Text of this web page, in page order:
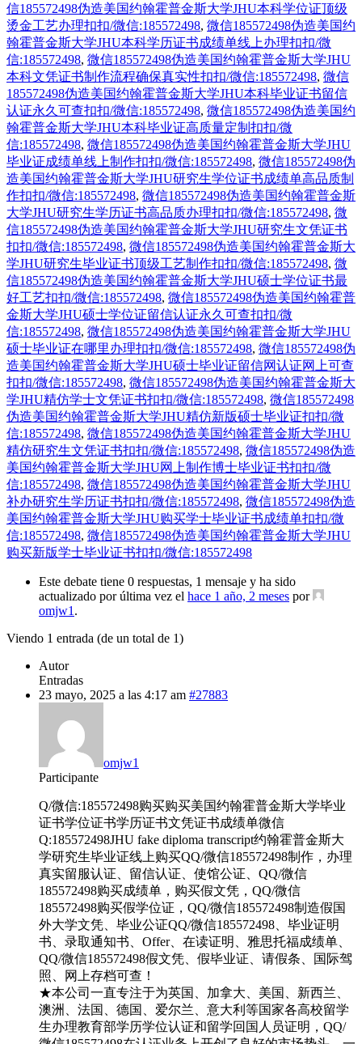
信185572498伪造美国约翰霍普金斯大学JHU本科学位证顶级
烫金工艺办理扣扣/微信:185572498, 微信185572498伪造美国约
翰霍普金斯大学JHU本科学历证书成绩单线上办理扣扣/微
信:185572498, 微信185572498伪造美国约翰霍普金斯大学JHU
本科文凭证书制作流程确保真实性扣扣/微信:185572498, 微信
185572498伪造美国约翰霍普金斯大学JHU本科毕业证书留信
认证永久可查扣扣/微信:185572498, 微信185572498伪造美国约
翰霍普金斯大学JHU本科毕业证高质量定制扣扣/微
信:185572498, 微信185572498伪造美国约翰霍普金斯大学JHU
毕业证成绩单线上制作扣扣/微信:185572498, 微信185572498伪
造美国约翰霍普金斯大学JHU研究生学位证书成绩单高品质制
作扣扣/微信:185572498, 微信185572498伪造美国约翰霍普金斯
大学JHU研究生学历证书高品质办理扣扣/微信:185572498, 微
信185572498伪造美国约翰霍普金斯大学JHU研究生文凭证书
扣扣/微信:185572498, 微信185572498伪造美国约翰霍普金斯大
学JHU研究生毕业证书顶级工艺制作扣扣/微信:185572498, 微
信185572498伪造美国约翰霍普金斯大学JHU硕士学位证书最
好工艺扣扣/微信:185572498, 微信185572498伪造美国约翰霍普
金斯大学JHU硕士学位证留信认证永久可查扣扣/微
信:185572498, 微信185572498伪造美国约翰霍普金斯大学JHU
硕士毕业证在哪里办理扣扣/微信:185572498, 微信185572498伪
造美国约翰霍普金斯大学JHU硕士毕业证留信网认证网上可查
扣扣/微信:185572498, 微信185572498伪造美国约翰霍普金斯大
学JHU精仿学士文凭证书扣扣/微信:185572498, 微信185572498
伪造美国约翰霍普金斯大学JHU精仿新版硕士毕业证扣扣/微
信:185572498, 微信185572498伪造美国约翰霍普金斯大学JHU
精仿研究生文凭证书扣扣/微信:185572498, 微信185572498伪造
美国约翰霍普金斯大学JHU网上制作博士毕业证书扣扣/微
信:185572498, 微信185572498伪造美国约翰霍普金斯大学JHU
补办研究生学历证书扣扣/微信:185572498, 微信185572498伪造
美国约翰霍普金斯大学JHU购买学士毕业证书成绩单扣扣/微
信:185572498, 微信185572498伪造美国约翰霍普金斯大学JHU
购买新版学士毕业证书扣扣/微信:185572498
Este debate tiene 0 respuestas, 1 mensaje y ha sido
actualizado por última vez el hace 1 año, 2 meses por
omjw1 .
Viendo 1 entrada (de un total de 1)
Autor
Entradas
23 mayo, 2025 a las 4:17 am #27883
omjw1
Participante
Q/微信:185572498购买购买美国约翰霍普金斯大学毕业
证书学位证书学历证书文凭证书成绩单微信
Q:185572498JHU fake diploma transcript约翰霍普金斯大
学研究生毕业证线上购买QQ/微信185572498制作，办理
真实留服认证、留信认证、使馆公证、QQ/微信
185572498购买成绩单，购买假文凭，QQ/微信
185572498购买假学位证，QQ/微信185572498制造假国
外大学文凭、毕业公证QQ/微信185572498、毕业证明
书、录取通知书、Offer、在读证明、雅思托福成绩单、
QQ/微信185572498假文凭、假毕业证、请假条、国际驾
照、网上存档可查！
★本公司一直专注于为英国、加拿大、美国、新西兰、
澳洲、法国、德国、爱尔兰、意大利等国家各高校留学
生办理教育部学历学位认证和留学回国人员证明，QQ/